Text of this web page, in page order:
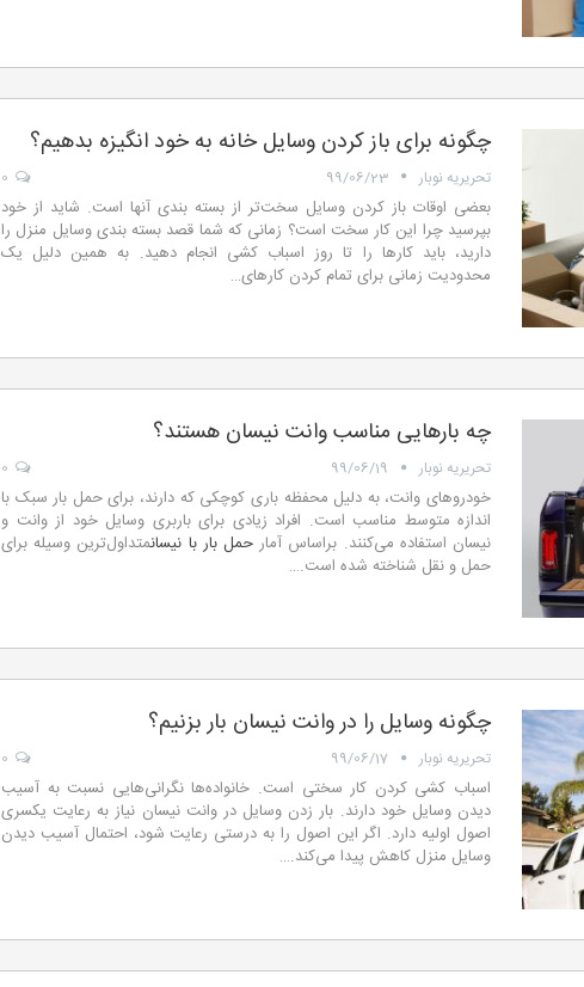
چگونه برای باز کردن وسایل خانه به خود انگیزه بدهیم؟
تحریریه نوبار 99/06/23
بعضی اوقات باز کردن وسایل سخت‌تر از بسته بندی آنها است. شاید از خود
بپرسید چرا این کار سخت است؟ زمانی که شما قصد بسته بندی وسایل منزل را
دارید، باید کارها را تا روز اسباب کشی انجام دهید. به همین دلیل یک
محدودیت زمانی برای تمام کردن کارهای…
چه بارهایی مناسب وانت نیسان هستند؟
تحریریه نوبار 99/06/19
خودروهای وانت، به دلیل محفظه باری کوچکی که دارند، برای حمل بار سبک با
اندازه متوسط مناسب است. افراد زیادی برای باربری وسایل خود از وانت و
نیسان استفاده می‌کنند. براساس آمار حمل بار با نیسانمتداول‌ترین وسیله برای
حمل و نقل شناخته شده است.…
چگونه وسایل را در وانت نیسان بار بزنیم؟
تحریریه نوبار 99/06/17
اسباب کشی کردن کار سختی است. خانواده‌ها نگرانی‌هایی نسبت به آسیب
دیدن وسایل خود دارند. بار زدن وسایل در وانت نیسان نیاز به رعایت یکسری
اصول اولیه دارد. اگر این اصول را به درستی رعایت شود،‌ احتمال آسیب دیدن
وسایل منزل کاهش پیدا می‌کند.…